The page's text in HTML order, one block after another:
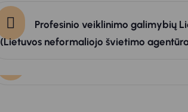
Profesinio veiklinimo galimybių
(Lietuvos neformaliojo švietimo